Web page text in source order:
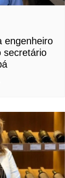
engenheiro
secretário